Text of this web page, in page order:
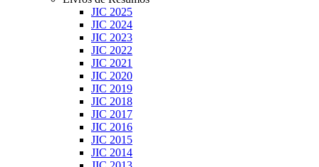
JIC 2025
JIC 2024
JIC 2023
JIC 2022
JIC 2021
JIC 2020
JIC 2019
JIC 2018
JIC 2017
JIC 2016
JIC 2015
JIC 2014